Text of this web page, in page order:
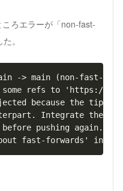
ろエラーが「non-fast-
。
fast-forwards' in